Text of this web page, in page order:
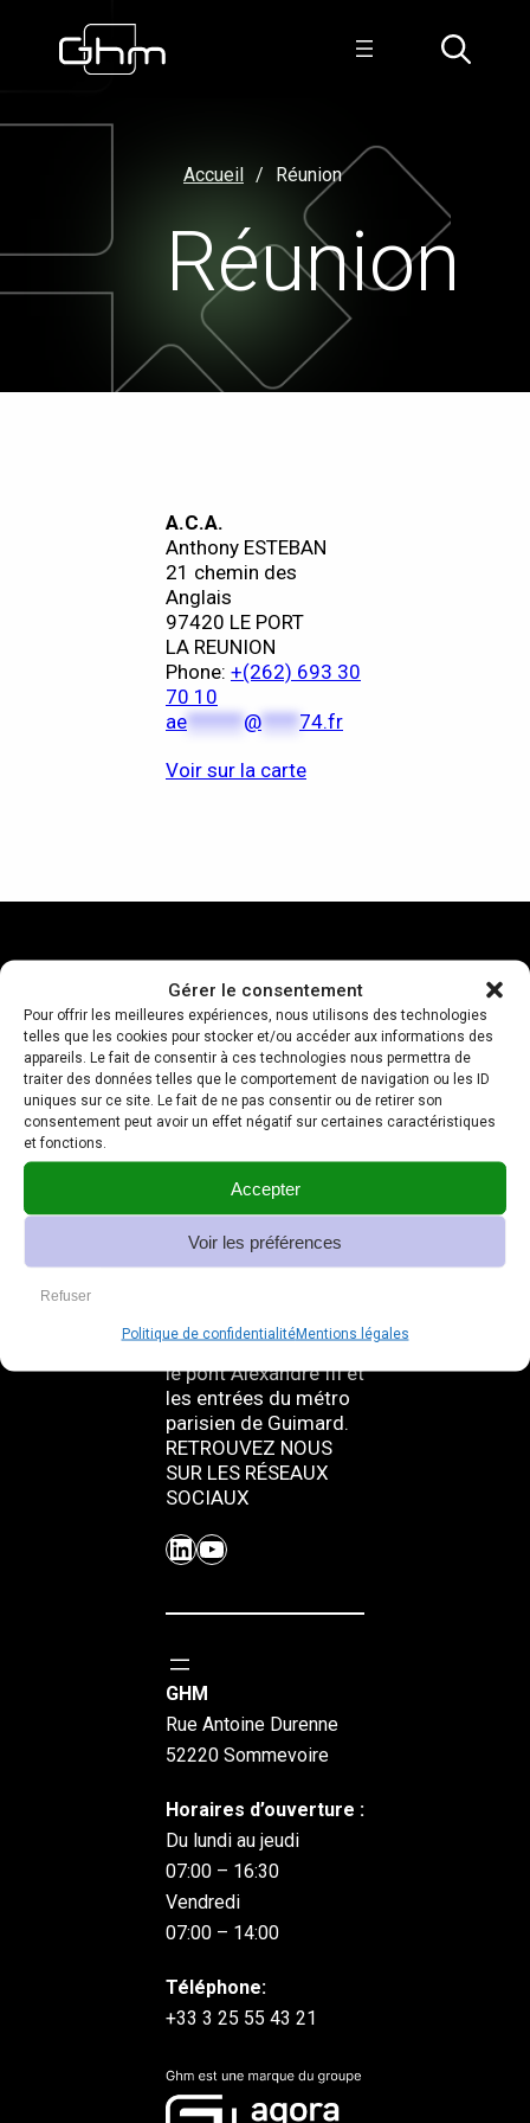
Gérer le consentement
Pour offrir les meilleures expériences, nous utilisons des technologies
telles que les cookies pour stocker et/ou accéder aux informations des
appareils. Le fait de consentir à ces technologies nous permettra de
traiter des données telles que le comportement de navigation ou les ID
uniques sur ce site. Le fait de ne pas consentir ou de retirer son
consentement peut avoir un effet négatif sur certaines caractéristiques
et fonctions.
Accepter
Refuser
Voir les préférences
Politique de confidentialitéMentions légales
Accueil Réunion
Réunion
A.C.A.
Anthony ESTEBAN
21 chemin des
Anglais
97420 LE PORT
LA REUNION
Phone: +(262) 693 30
70 10
ae
@ 74.fr
Voir sur la carte
Chez Ghm, nous
notre histoire riche en
projets prestigieux,
Wallace, l’éclairage
des Champs-Elysées,
le pont Alexandre III et
les entrées du métro
parisien de Guimard.
RETROUVEZ NOUS
SUR LES RÉSEAUX
SOCIAUX
LinkedIn YouTube
GHM
Rue Antoine Durenne
52220 Sommevoire
Horaires d’ouverture :
Du lundi au jeudi
07:00 – 16:30
Vendredi
07:00 – 14:00
Téléphone:
+33 3 25 55 43 21